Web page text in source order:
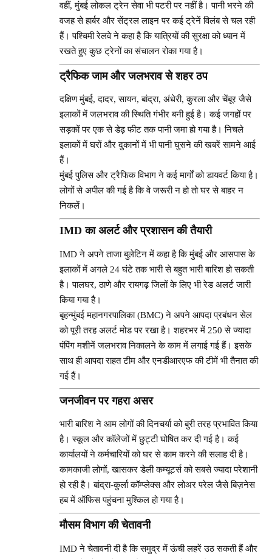
वहीं, मुंबई लोकल ट्रेन सेवा भी पटरी पर नहीं है। पानी भरने की
वजह से हार्बर और सेंट्रल लाइन पर कई ट्रेनें विलंब से चल रही
हैं। पश्चिमी रेलवे ने कहा है कि यात्रियों की सुरक्षा को ध्यान में
रखते हुए कुछ ट्रेनों का संचालन रोका गया है।
ट्रैफिक जाम और जलभराव से शहर ठप
दक्षिण मुंबई, दादर, सायन, बांद्रा, अंधेरी, कुरला और चेंबूर जैसे
इलाकों में जलभराव की स्थिति गंभीर बनी हुई है। कई जगहों पर
सड़कों पर एक से डेढ़ फीट तक पानी जमा हो गया है। निचले
इलाकों में घरों और दुकानों में भी पानी घुसने की खबरें सामने आई
हैं।
मुंबई पुलिस और ट्रैफिक विभाग ने कई मार्गों को डायवर्ट किया है।
लोगों से अपील की गई है कि वे जरूरी न हो तो घर से बाहर न
निकलें।
IMD का अलर्ट और प्रशासन की तैयारी
IMD ने अपने ताजा बुलेटिन में कहा है कि मुंबई और आसपास के
इलाकों में अगले 24 घंटे तक भारी से बहुत भारी बारिश हो सकती
है। पालघर, ठाणे और रायगढ़ जिलों के लिए भी रेड अलर्ट जारी
किया गया है।
बृहन्मुंबई महानगरपालिका (BMC) ने अपने आपदा प्रबंधन सेल
को पूरी तरह अलर्ट मोड पर रखा है। शहरभर में 250 से ज्यादा
पंपिंग मशीनें जलभराव निकालने के काम में लगाई गई हैं। इसके
साथ ही आपदा राहत टीम और एनडीआरएफ की टीमें भी तैनात की
गई हैं।
जनजीवन पर गहरा असर
भारी बारिश ने आम लोगों की दिनचर्या को बुरी तरह प्रभावित किया
है। स्कूल और कॉलेजों में छुट्टी घोषित कर दी गई है। कई
कार्यालयों ने कर्मचारियों को घर से काम करने की सलाह दी है।
कामकाजी लोगों, खासकर डेली कम्यूटर्स को सबसे ज्यादा परेशानी
हो रही है। बांद्रा-कुर्ला कॉम्प्लेक्स और लोअर परेल जैसे बिज़नेस
हब में ऑफिस पहुंचना मुश्किल हो गया है।
मौसम विभाग की चेतावनी
IMD ने चेतावनी दी है कि समुद्र में ऊंची लहरें उठ सकती हैं और